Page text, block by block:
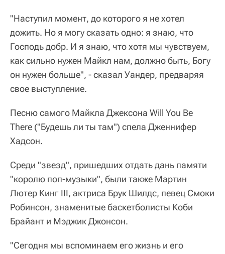
"Наступил момент, до которого я не хотел
дожить. Но я могу сказать одно: я знаю, что
Господь добр. И я знаю, что хотя мы чувствуем,
как сильно нужен Майкл нам, должно быть, Богу
он нужен больше", - сказал Уандер, предваряя
свое выступление.
Песню самого Майкла Джексона Will You Be
There ("Будешь ли ты там") спела Дженнифер
Хадсон.
Среди "звезд", пришедших отдать дань памяти
"королю поп-музыки", были также Мартин
Лютер Кинг III, актриса Брук Шилдс, певец Смоки
Робинсон, знаменитые баскетболисты Коби
Брайант и Мэджик Джонсон.
"Сегодня мы вспоминаем его жизнь и его